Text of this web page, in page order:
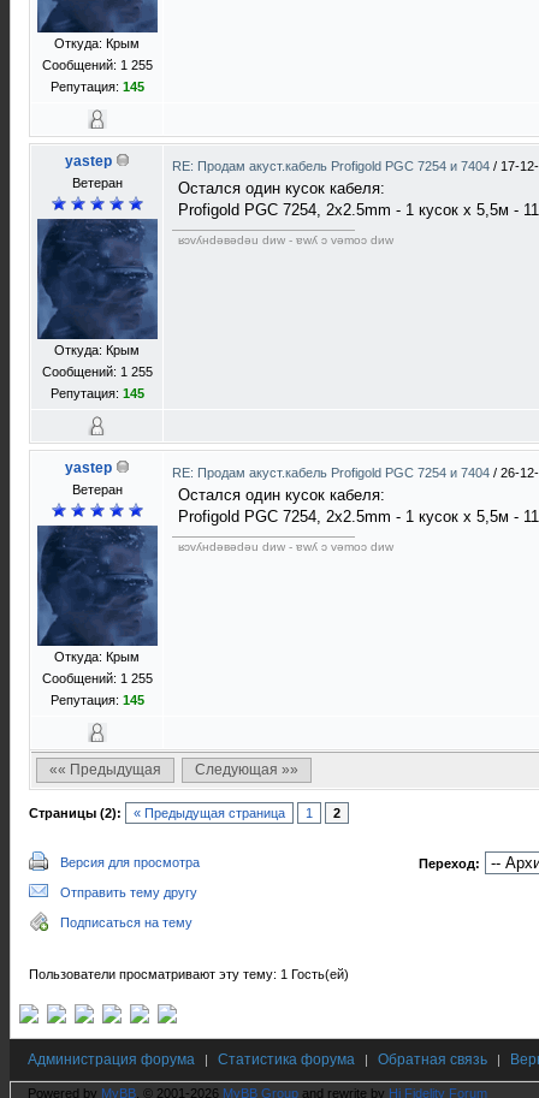
Откуда: Крым
Сообщений: 1 255
Репутация: 145
yastep
Ветеран
Откуда: Крым
Сообщений: 1 255
Репутация: 145
RE: Продам акуст.кабель Profigold PGC 7254 и 7404 / 17-
Остался один кусок кабеля:
Profigold PGC 7254, 2x2.5mm - 1 кусок х 5,5м -
ʁɔvʎнdǝвǝdǝu dиw - ɐwʎ ɔ vǝmоɔ dиw
yastep
Ветеран
Откуда: Крым
Сообщений: 1 255
Репутация: 145
RE: Продам акуст.кабель Profigold PGC 7254 и 7404 / 26-
Остался один кусок кабеля:
Profigold PGC 7254, 2x2.5mm - 1 кусок х 5,5м -
ʁɔvʎнdǝвǝdǝu dиw - ɐwʎ ɔ vǝmоɔ dиw
«« Предыдущая Следующая »»
Страницы (2): « Предыдущая страница 1 2
Версия для просмотра
Отправить тему другу
Подписаться на тему
Переход:
Пользователи просматривают эту тему: 1 Гость(ей)
Администрация форума | Статистика форума | Обратная связь |
Powered by MyBB , © 2001-2026 MyBB Group and rewrite by Hi Fidelity Forum